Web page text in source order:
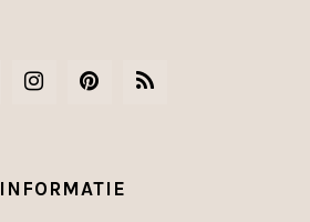
INFORMATIE